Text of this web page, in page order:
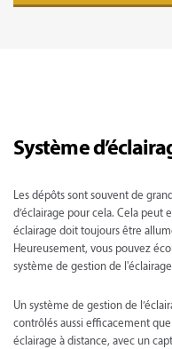
Système
Les dépôts sont souvent de
d’éclairage pour cela. Cela peut
éclairage doit toujours être
Heureusement, vous pouvez
système de gestion de
Un système de gestion de
contrôlés aussi efficacement
éclairage à distance, avec un